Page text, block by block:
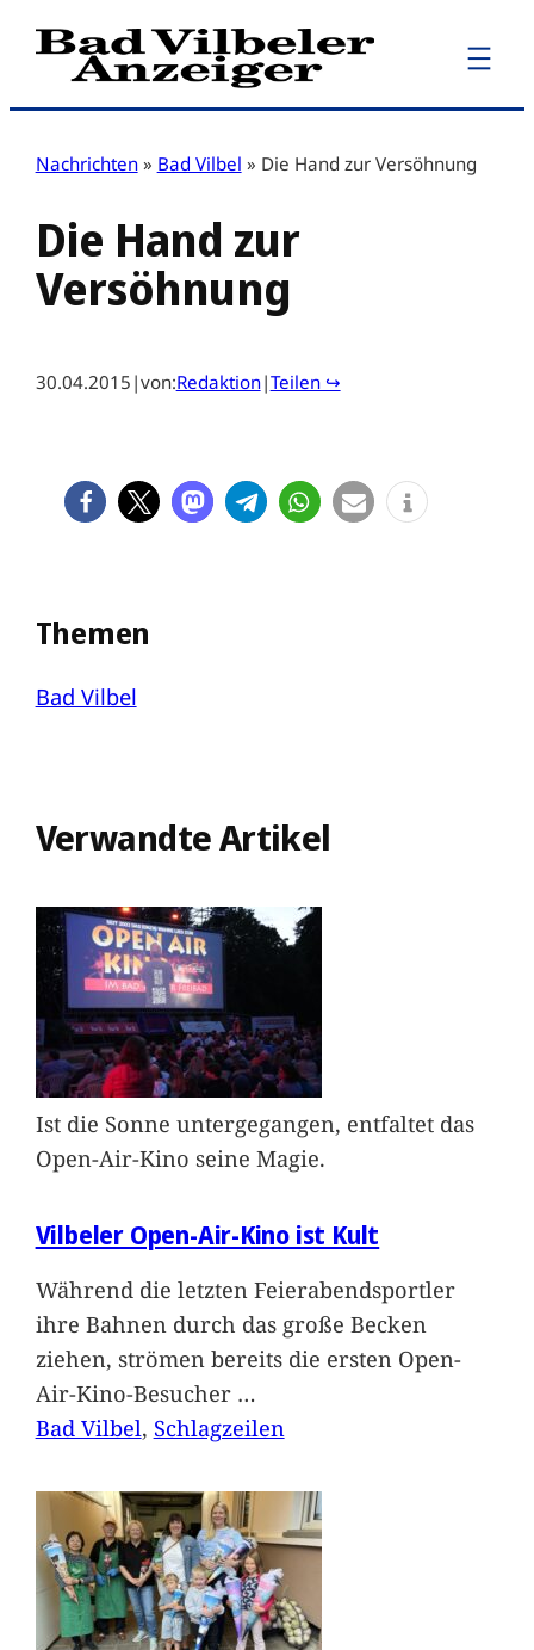
Zum
Inhalt
Nachrichten » Bad Vilbel » Die Hand zur Versöhnung
Die Hand zur
Versöhnung
30.04.2015 |von:Redaktion|Teilen ↪
Themen
Bad Vilbel
Verwandte Artikel
Ist die Sonne untergegangen, entfaltet das
Open-Air-Kino seine Magie.
Vilbeler Open-Air-Kino ist Kult
Während die letzten Feierabendsportler
ihre Bahnen durch das große Becken
ziehen, strömen bereits die ersten Open-
Air-Kino-Besucher …
Bad Vilbel, Schlagzeilen